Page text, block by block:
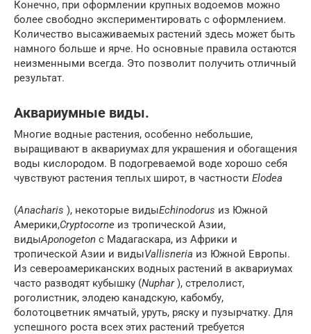
Конечно, при оформлении крупных водоемов можно
более свободно экспериментировать с оформлением.
Количество высаживаемых растений здесь может быть
намного больше и ярче. Но основные правила остаются
неизменными всегда. Это позволит получить отличный
результат.
Аквариумные виды.
Многие водные растения, особенно небольшие,
выращивают в аквариумах для украшения и обогащения
воды кислородом. В подогреваемой воде хорошо себя
чувствуют растения теплых широт, в частности Elodea
(Anacharis ), некоторые видыEchinodorus из Южной
Америки,Cryptocorne из тропической Азии,
видыAponogeton с Мадагаскара, из Африки и
тропической Азии и видыVallisneria из Южной Европы.
Из североамериканских водных растений в аквариумах
часто разводят кубышку (Nuphar), стрелолист,
роголистник, элодею канадскую, кабомбу,
болотоцветник ямчатый, уруть, ряску и пузырчатку. Для
успешного роста всех этих растений требуется